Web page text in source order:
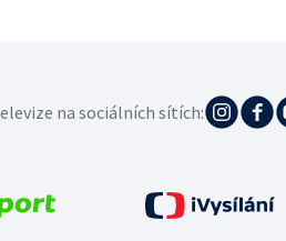
na sociálních sítích: